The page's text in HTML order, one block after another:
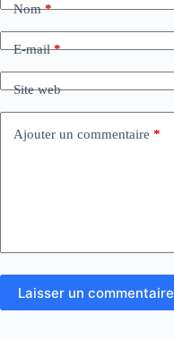
Nom*
E-mail*
Site web
Ajouter un commentaire *
Laisser un commentaire